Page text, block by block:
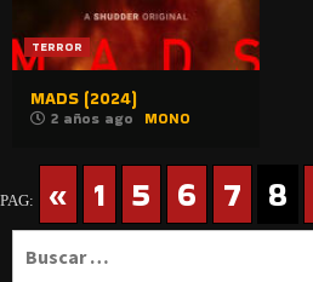
TERROR
MADS (2024)
2 años ago MONO
PAG: « 1 5 6 7 8